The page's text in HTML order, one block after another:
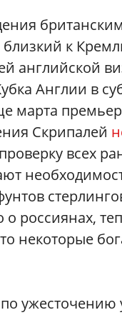
близкий к
английской
Англии в
марта
Скрипалей
всех
россиянах,
некоторые
ужесточению